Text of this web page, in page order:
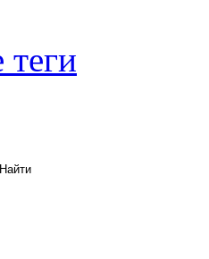
теги